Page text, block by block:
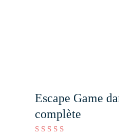
Escape Game
complète